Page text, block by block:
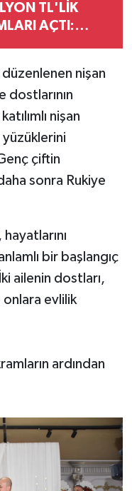
TL'LİK
AÇTI:
nişan
dostlarının
nişan
çiftin
sonra Rukiye
bir başlangıç
ailenin dostları,
evlilik
ardından